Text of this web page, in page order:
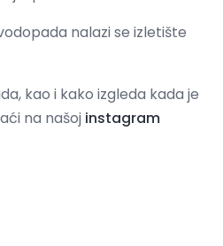
nalazi se izletište
kao i kako izgleda kada je
na našoj instagram